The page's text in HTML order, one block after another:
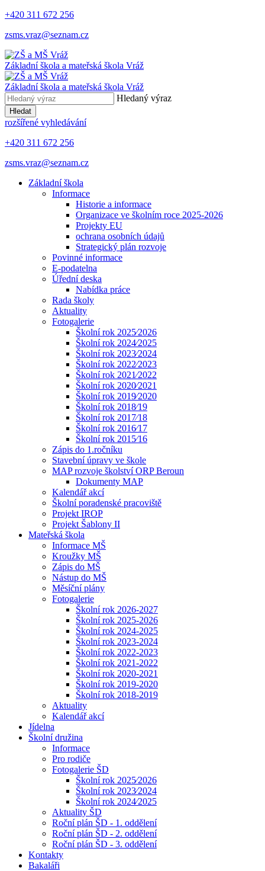
+420 311 672 256
zsms.vraz@seznam.cz
Základní škola a mateřská škola Vráž
Základní škola a mateřská škola Vráž
Hledaný výraz
Hledat
rozšířené vyhledávání
+420 311 672 256
zsms.vraz@seznam.cz
Základní škola
Informace
Historie a informace
Organizace ve školním roce 2025-2026
Projekty EU
ochrana osobních údajů
Strategický plán rozvoje
Povinné informace
E-podatelna
Úřední deska
Nabídka práce
Rada školy
Aktuality
Fotogalerie
Školní rok 2025⁄2026
Školní rok 2024⁄2025
Školní rok 2023⁄2024
Školní rok 2022⁄2023
Školní rok 2021⁄2022
Školní rok 2020⁄2021
Školní rok 2019⁄2020
Školní rok 2018⁄19
Školní rok 2017⁄18
Školní rok 2016⁄17
Školní rok 2015⁄16
Zápis do 1.ročníku
Stavební úpravy ve škole
MAP rozvoje školství ORP Beroun
Dokumenty MAP
Kalendář akcí
Školní poradenské pracoviště
Projekt IROP
Projekt Šablony II
Mateřská škola
Informace MŠ
Kroužky MŠ
Zápis do MŠ
Nástup do MŠ
Měsíční plány
Fotogalerie
Školní rok 2026-2027
Školní rok 2025-2026
Školní rok 2024-2025
Školní rok 2023-2024
Školní rok 2022-2023
Školní rok 2021-2022
Školní rok 2020-2021
Školní rok 2019-2020
Školní rok 2018-2019
Aktuality
Kalendář akcí
Jídelna
Školní družina
Informace
Pro rodiče
Fotogalerie ŠD
Školní rok 2025⁄2026
Školní rok 2023⁄2024
Školní rok 2024⁄2025
Aktuality ŠD
Roční plán ŠD - 1. oddělení
Roční plán ŠD - 2. oddělení
Roční plán ŠD - 3. oddělení
Kontakty
Bakaláři